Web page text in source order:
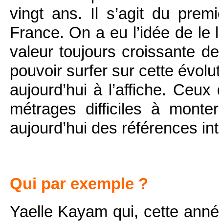
vingt ans. Il s’agit du
France. On a eu l’idée de
valeur toujours croissante
pouvoir surfer sur cette
aujourd’hui à l’affiche.
métrages difficiles à
aujourd’hui des références
Qui par exemple ?
Yaelle Kayam qui, cette